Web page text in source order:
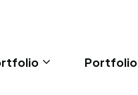
Portfolio